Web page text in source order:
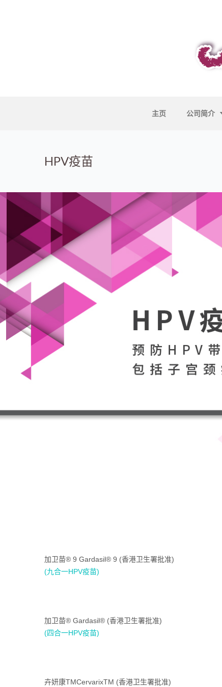
主页 公司简介
HPV疫苗
加卫苗® 9 Gardasil® 9 (香港卫生署批准)
(九合一HPV疫苗)
加卫苗® Gardasil® (香港卫生署批准)
(四合一HPV疫苗)
卉妍康TMCervarixTM (香港卫生署批准)